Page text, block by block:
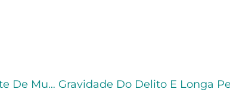
Aplica-Se O Princípio Da Insignificância No Crime De Porte De Munição De Uso Permitido?